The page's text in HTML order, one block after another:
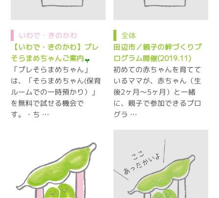
いわで・きのかわ
【いわで・きのかわ】プレ
そらまめちゃんご案内
「プレそらまめちゃん」
は、「そらまめちゃん(保育
ルームでの一時預かり）」
を無料で試せる機会で
す。・ち …
全体
田辺市／親子の絆づくりプ
ログラム開催(2019.11)
初めての赤ちゃんを育てて
いるママが、赤ちゃん（生
後2ヶ月～5ヶ月）と一緒
に、親子で参加できるプロ
グラ …